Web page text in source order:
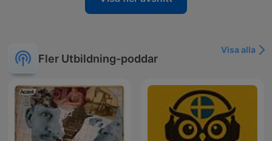
Fler Utbildning-poddar
Visa alla